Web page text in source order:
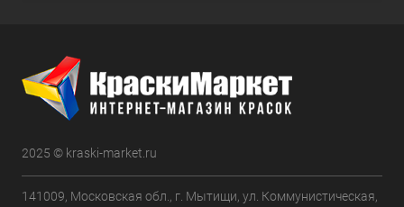
2025 © kraski-market.ru
141009, Московская обл., г. Мытищи, ул. Коммунистическая,